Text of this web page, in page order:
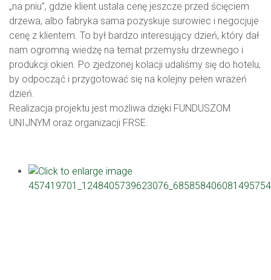
„na pniu”, gdzie klient ustala cenę jeszcze przed ścięciem
drzewa, albo fabryka sama pozyskuje surowiec i negocjuje
cenę z klientem. To był bardzo interesujący dzień, który dał
nam ogromną wiedzę na temat przemysłu drzewnego i
produkcji okien. Po zjedzonej kolacji udaliśmy się do hotelu,
by odpocząć i przygotować się na kolejny pełen wrażeń
dzień.
Realizacja projektu jest możliwa dzięki FUNDUSZOM
UNIJNYM oraz organizacji FRSE.